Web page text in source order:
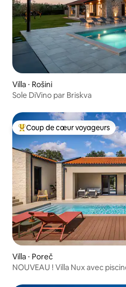
Villa ⋅ Rošini
Sole DiVino par Briskva
Coups de cœur voyageurs les
Coup de cœur voyageurs
Villa ⋅ Poreč
NOUVEAU ! Villa Nux avec